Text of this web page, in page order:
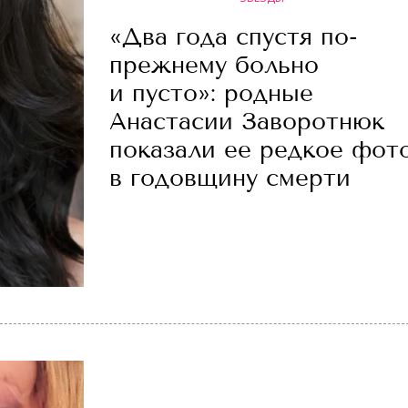
«Два года спустя по-
прежнему больно
и пусто»: родные
Анастасии Заворотнюк
показали ее редкое
в годовщину смерти